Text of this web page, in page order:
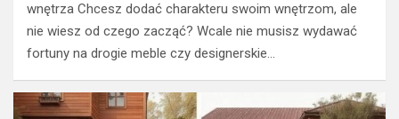
wnętrza Chcesz dodać charakteru swoim wnętrzom, ale
nie wiesz od czego zacząć? Wcale nie musisz wydawać
fortuny na drogie meble czy designerskie…